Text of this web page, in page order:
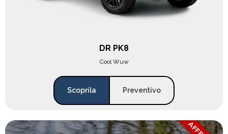
DR PK8
Cool Wuw
Scoprila Preventivo